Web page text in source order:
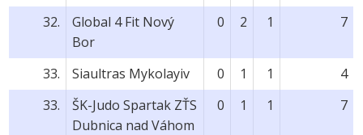
32.
Global 4 Fit Nový
Bor
0 2 1 7
33. Siaultras Mykolayiv 0 1 1
4
33.
ŠK-Judo Spartak ZŤS
Dubnica nad Váhom
0 1 1 7